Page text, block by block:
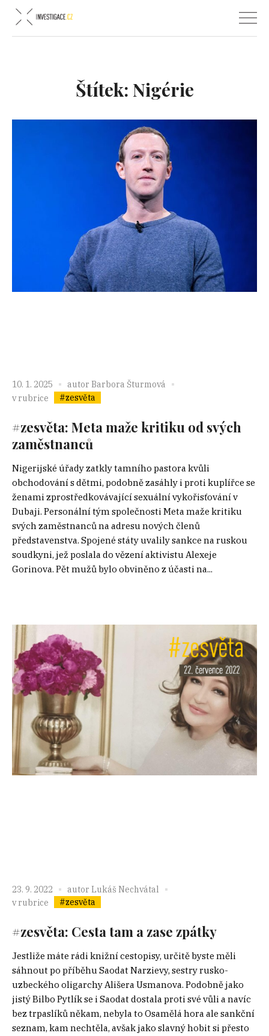
Štítek: Nigérie
10. 1. 2025 autor Barbora Šturmová
v rubrice
#zesvěta
#zesvěta: Meta maže kritiku od svých
zaměstnanců
Nigerijské úřady zatkly tamního pastora kvůli
obchodování s dětmi, podobně zasáhly i proti kuplířce se
ženami zprostředkovávající sexuální vykořisťování v
Dubaji. Personální tým společnosti Meta maže kritiku
svých zaměstnanců na adresu nových členů
představenstva. Spojené státy uvalily sankce na ruskou
soudkyni, jež poslala do vězení aktivistu Alexeje
Gorinova. Pět mužů bylo obviněno z účasti na...
23. 9. 2022 autor Lukáš Nechvátal
v rubrice
#zesvěta
#zesvěta: Cesta tam a zase zpátky
Jestliže máte rádi knižní cestopisy, určitě byste měli
sáhnout po příběhu Saodat Narzievy, sestry rusko-
uzbeckého oligarchy Ališera Usmanova. Podobně jako
jistý Bilbo Pytlík se i Saodat dostala proti své vůli a navíc
bez trpaslíků někam, nebyla to Osamělá hora ale sankční
seznam, kam nechtěla, avšak jako slavný hobit si přesto